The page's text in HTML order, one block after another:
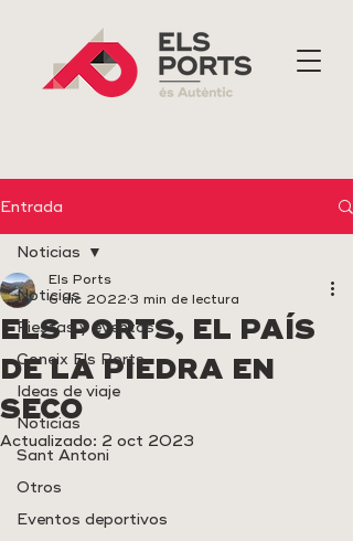
Entrada
Noticias
Fiestas y eventos
Coneix Els Ports
Ideas de viaje
Noticias
Sant Antoni
Otros
Eventos deportivos
Noticias
ELS PORTS, EL PAÍS
DE LA PIEDRA EN
SECO
Els Ports
6 dic 2022 3 min de lectura
Actualizado: 2 oct 2023